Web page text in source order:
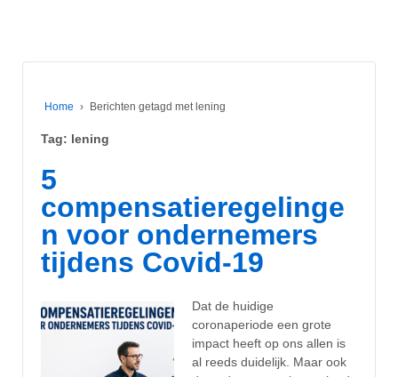
Home › Berichten getagd met lening
Tag: lening
5
compensatieregelinge
n voor ondernemers
tijdens Covid-19
Dat de huidige
coronaperiode een grote
impact heeft op ons allen is
al reeds duidelijk. Maar ook